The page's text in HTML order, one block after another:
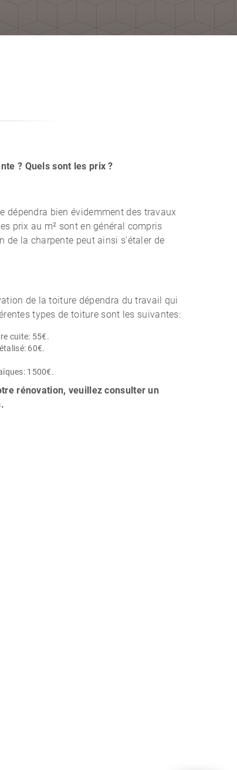
? Quels sont les prix ?
dépendra bien évidemment des travaux
prix au m² sont en général compris
de la charpente peut ainsi s'étaler de
de la toiture dépendra du travail qui
types de toiture sont les suivantes:
cuite: 55€.
60€.
1500€.
rénovation, veuillez consulter un